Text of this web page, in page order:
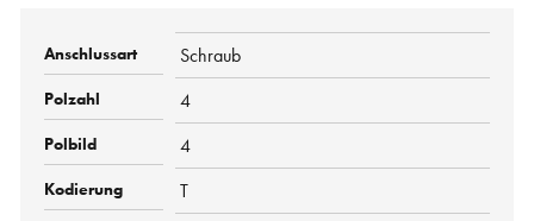
Schraub
4
4
T